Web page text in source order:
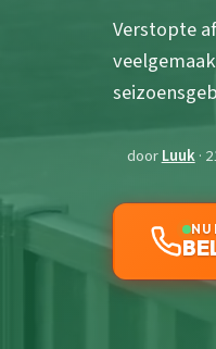
Verstopte
doorLuuk·
NU